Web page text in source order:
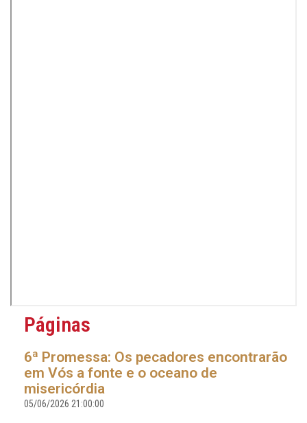
Páginas
6ª Promessa: Os pecadores encontrarão
em Vós a fonte e o oceano de
misericórdia
05/06/2026 21:00:00